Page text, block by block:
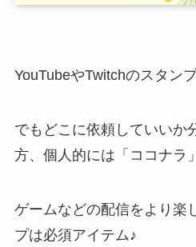
YouTubeやTwitchのスタン
でもどこに依頼していいか
方、 個人的には「ココナラ
ゲームなどの配信をより楽
プは必須アイテム♪